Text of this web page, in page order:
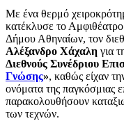
Με ένα θερμό
κατέκλυσε το
Δήμου Αθηναίων, τον
Αλέξανδρο Χάχαλη για
Διεθνούς Συνέδριου
Γνώσης», καθώς είχαν
ονόματα της παγκόσμιας
παρακολουθήσουν
των τεχνών.